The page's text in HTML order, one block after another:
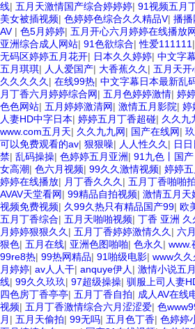
线| 五月天激情国产综合婷婷婷| 91视频五月
美女被插视频| 色婷婷色综合久久精品V| 播播
AV | 色5月婷婷| 五月开心六月婷婷在线播放
亚洲综合成人网站| 91色欲综合|性爱111111 |
无码区婷婷五月花开| 日本久久婷婷| 中文字
五月琪琪| 人人爱国产| 大香蕉久久 | 五月天开
久久久久久 | 在线99热| 中文字幕日本最新乱
月丁香六月婷婷综合网| 五月色婷婷激情| 婷
色色网站| 五月婷婷激清网| 激情五月影院| 婷
人妻HD中字日本| 婷婷五月丁香超碰| 久久九
www.com五月天| 久久九九网| 国产在线网|
可以免费观看的av| 狠狠噪| 人人性久久 | 日
禁| 乱码操操| 色婷婷五月亚洲| 91九色丨国
女高潮| 色六月视频| 99久久激情视频| 婷婷
婷婷在线播放| 月丁香久久久 | 五月丁香啪啪拍
AVAV天堂看网| 99精品自拍视频| 激情五月天
视频免费视频| 久99久热只有精品国产99| 欧
五月丁香综合| 五月天啪啪视频| 丁香 亚洲 久
月婷婷狠狠久久 | 五月丁香婷婷激情久久 | 六
狠色| 五月在线| 亚洲色图啪啪| 色永久 | www.
99re8热| 99热网精品| 91啪级电影| www久久
月婷婷| av人人干| anquye伊人 | 激情小说五
线| 99久久玖玖| 97超级操操| 驯服上司人妻
四色房丁香亭亭| 五月丁香自拍| 成人AV在线
视频| 五月丁香激情综合六月涩涩爱| 色
月 | 五月天偷拍| 99无吗| 五月色丁香| 色婷婷